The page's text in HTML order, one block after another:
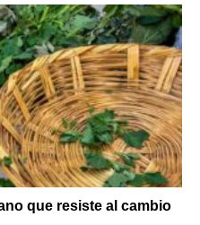
que resiste al cambio